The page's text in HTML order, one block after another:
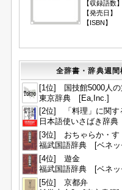
【収録語数】
【発売日】
【ISBN】
全辞書・辞典週
[1位] 国技館5000人の
東京辞典 [Ea,Inc.]
[2位] 「料理」に関す
日本語使いさばき辞
[3位] おちゃらか・す
福武国語辞典 [ベネッ
[4位] 遊金
福武国語辞典 [ベネッ
[5位] 京都弁